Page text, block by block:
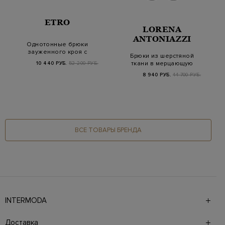
ETRO
Однотонные брюки
зауженного кроя с
карманам…
10 440 РУБ. 52 200 РУБ.
LORENA
ANTONIAZZI
Брюки из шерстяной
ткани в мерцающую
клетку Мадрас
8 940 РУБ. 44 700 РУБ.
ВСЕ ТОВАРЫ БРЕНДА
INTERMODA
брендов на 4 этажах в самом центре города. На сайте
Доставка